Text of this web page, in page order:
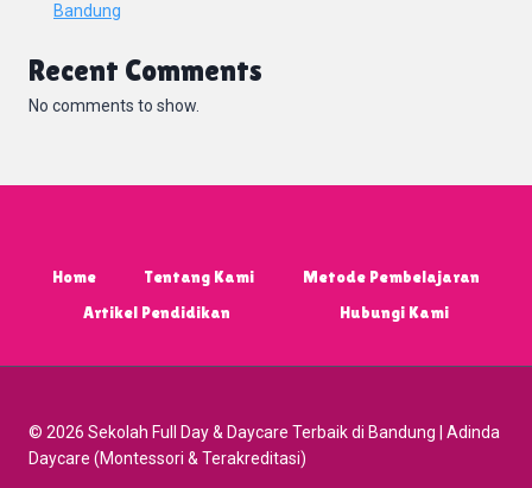
Bandung
Recent Comments
No comments to show.
Home Tentang Kami
Metode Pembelajaran
Artikel Pendidikan
Hubungi Kami
© 2026 Sekolah Full Day & Daycare Terbaik di Bandung | Adinda
Daycare (Montessori & Terakreditasi)